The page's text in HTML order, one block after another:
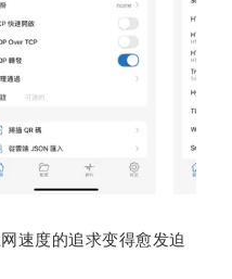
度的追求变得愈发迫